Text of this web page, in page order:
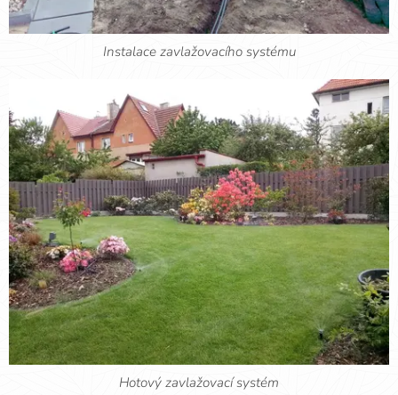
Instalace zavlažovacího systému
Hotový zavlažovací systém